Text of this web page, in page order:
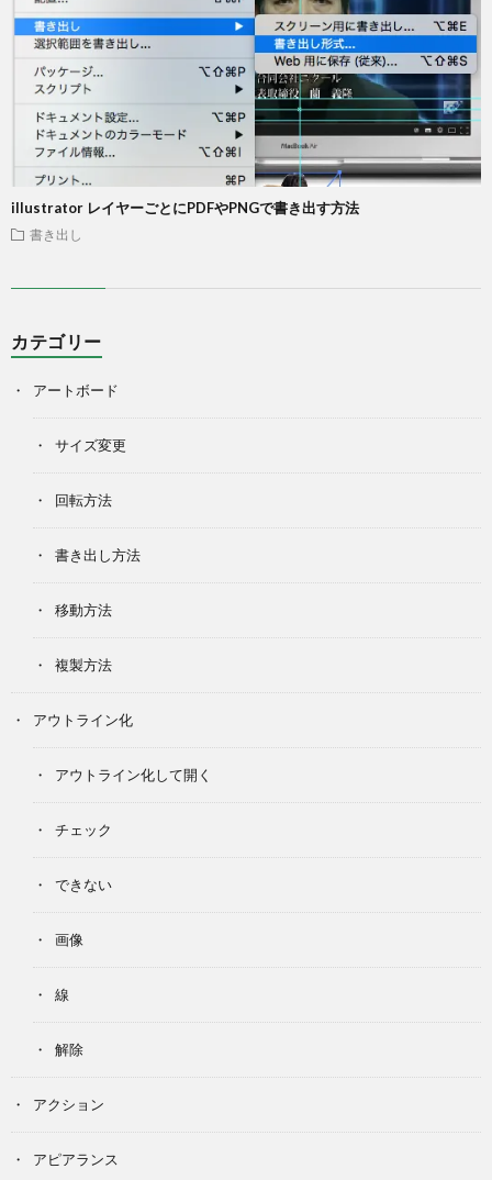
illustrator レイヤーごとにPDFやPNGで書き出す方法
書き出し
カテゴリー
アートボード
サイズ変更
回転方法
書き出し方法
移動方法
複製方法
アウトライン化
アウトライン化して開く
チェック
できない
画像
線
解除
アクション
アピアランス